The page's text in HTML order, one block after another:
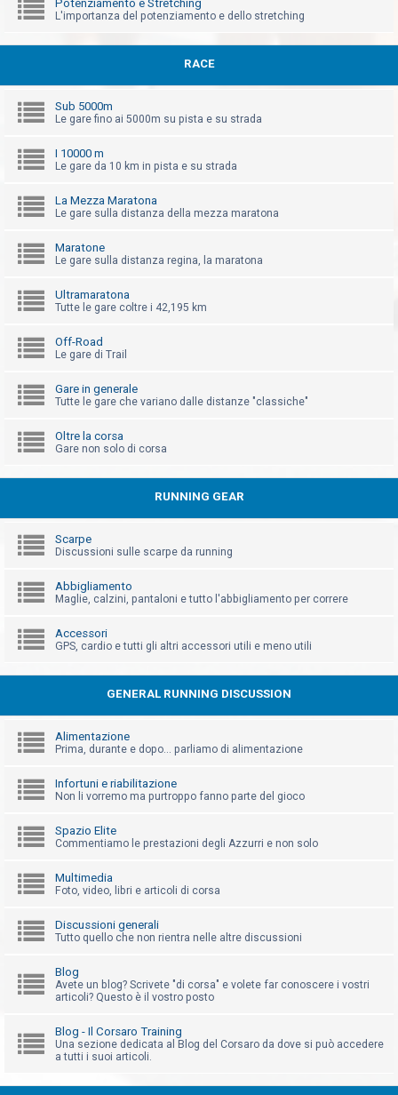
t
i
t
t
i
v
i
e
c
a
A
Potenziamento e Stretching
L'importanza del potenziamento e dello stretching
RACE
Sub 5000m
Le gare fino ai 5000m su pista e su strada
I 10000 m
Le gare da 10 km in pista e su strada
La Mezza Maratona
Le gare sulla distanza della mezza maratona
Maratone
Le gare sulla distanza regina, la maratona
Ultramaratona
Tutte le gare coltre i 42,195 km
Off-Road
Le gare di Trail
Gare in generale
Tutte le gare che variano dalle distanze "classiche"
Oltre la corsa
Gare non solo di corsa
RUNNING GEAR
Scarpe
Discussioni sulle scarpe da running
Abbigliamento
Maglie, calzini, pantaloni e tutto l'abbigliamento per correre
Accessori
GPS, cardio e tutti gli altri accessori utili e meno utili
GENERAL RUNNING DISCUSSION
Alimentazione
Prima, durante e dopo... parliamo di alimentazione
Infortuni e riabilitazione
Non li vorremo ma purtroppo fanno parte del gioco
Spazio Elite
Commentiamo le prestazioni degli Azzurri e non solo
Multimedia
Foto, video, libri e articoli di corsa
Discussioni generali
Tutto quello che non rientra nelle altre discussioni
Blog
Avete un blog? Scrivete "di corsa" e volete far conoscere i vostri
articoli? Questo è il vostro posto
Blog - Il Corsaro Training
Una sezione dedicata al Blog del Corsaro da dove si può accedere
a tutti i suoi articoli.